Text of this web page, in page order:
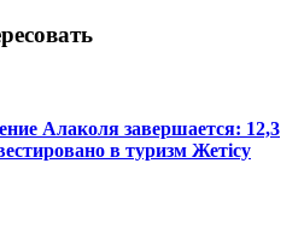
Алаколя завершается: 12,3
в туризм Жетісу